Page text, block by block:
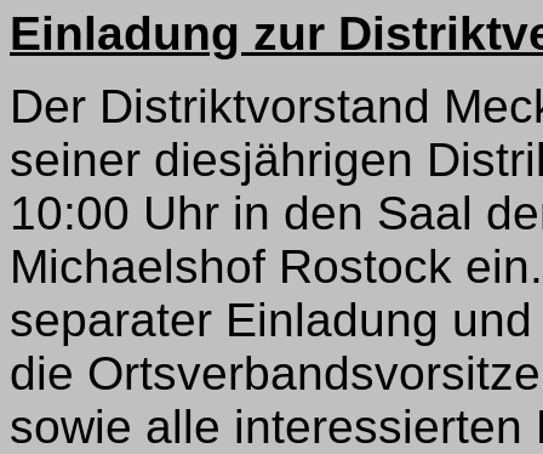
Einladung zur
Der Distriktvorstand
seiner diesjährigen
10:00 Uhr in den Saal
Michaelshof Rostock
separater Einladung
die
sowie alle